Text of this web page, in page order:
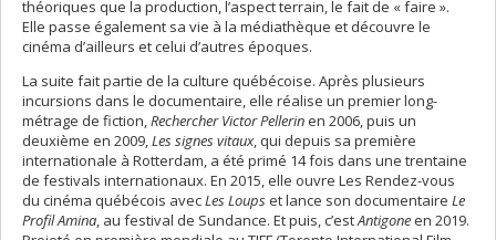
théoriques que la production, l’aspect terrain, le fait de « faire ».
Elle passe également sa vie à la médiathèque et découvre le
cinéma d’ailleurs et celui d’autres époques.
La suite fait partie de la culture québécoise. Après plusieurs
incursions dans le documentaire, elle réalise un premier long-
métrage de fiction, Rechercher Victor Pellerinen 2006, puis un
deuxième en 2009, Les signes vitaux, qui depuis sa première
internationale à Rotterdam, a été primé 14 fois dans une trentaine
de festivals internationaux. En 2015, elle ouvre Les Rendez-vous
du cinéma québécois avecLes Loupset lance son documentaire Le
Profil Amina , au festival de Sundance. Et puis, c’estAntigoneen 2019.